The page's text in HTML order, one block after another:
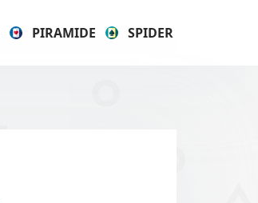
PIRAMIDE SPIDER